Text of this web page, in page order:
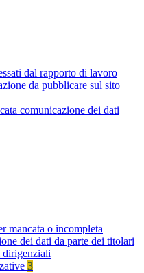
dal rapporto di lavoro
da pubblicare sul sito
comunicazione dei dati
mancata o incompleta
dei dati da parte dei titolari
3